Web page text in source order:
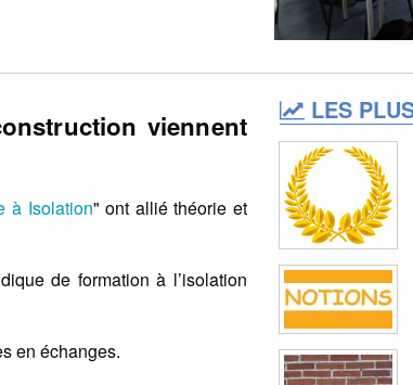
viennent
à Isolation" ont allié théorie et
de formation à l’isolation
en échanges.
LES